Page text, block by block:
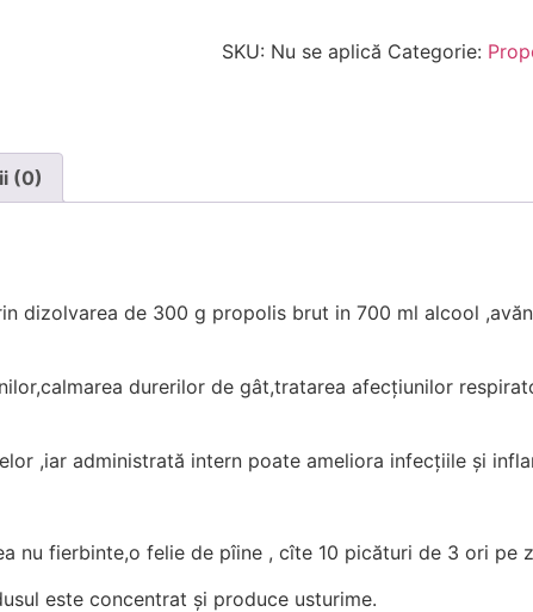
SKU: Nu se aplică Categorie:
(0)
dizolvarea de 300 g propolis brut in 700 ml alcool
durerilor de gât,tratarea afecțiunilor
,iar administrată intern poate ameliora infecțiile și
nu fierbinte,o felie de pîine , cîte 10 picături de 3 ori pe
este concentrat și produce usturime.